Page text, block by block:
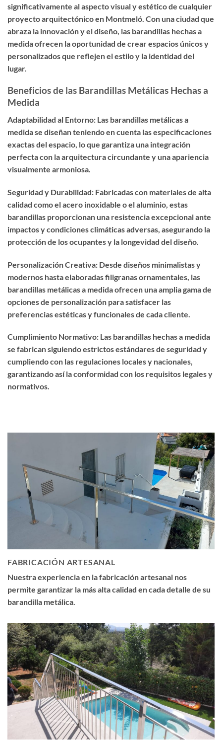
significativamente al aspecto visual y estético de cualquier
proyecto arquitectónico en Montmeló. Con una ciudad que
abraza la innovación y el diseño, las barandillas hechas a
medida ofrecen la oportunidad de crear espacios únicos y
personalizados que reflejen el estilo y la identidad del
lugar.
Beneficios de las Barandillas Metálicas Hechas a
Medida
Adaptabilidad al Entorno: Las barandillas metálicas a
medida se diseñan teniendo en cuenta las especificaciones
exactas del espacio, lo que garantiza una integración
perfecta con la arquitectura circundante y una apariencia
visualmente armoniosa.
Seguridad y Durabilidad: Fabricadas con materiales de alta
calidad como el acero inoxidable o el aluminio, estas
barandillas proporcionan una resistencia excepcional ante
impactos y condiciones climáticas adversas, asegurando la
protección de los ocupantes y la longevidad del diseño.
Personalización Creativa: Desde diseños minimalistas y
modernos hasta elaboradas filigranas ornamentales, las
barandillas metálicas a medida ofrecen una amplia gama de
opciones de personalización para satisfacer las
preferencias estéticas y funcionales de cada cliente.
Cumplimiento Normativo: Las barandillas hechas a medida
se fabrican siguiendo estrictos estándares de seguridad y
cumpliendo con las regulaciones locales y nacionales,
garantizando así la conformidad con los requisitos legales y
normativos.
FABRICACIÓN ARTESANAL
Nuestra experiencia en la fabricación artesanal nos
permite garantizar la más alta calidad en cada detalle de su
barandilla metálica.